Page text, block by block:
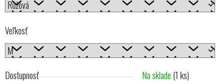
Veľkosť
Dostupnosť Na sklade (1 ks)